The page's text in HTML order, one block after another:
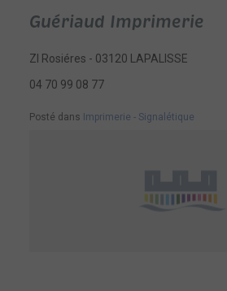
Guériaud Imprimerie
ZI Rosiéres - 03120 LAPALISSE
04 70 99 08 77
Posté dans Imprimerie - Signalétique